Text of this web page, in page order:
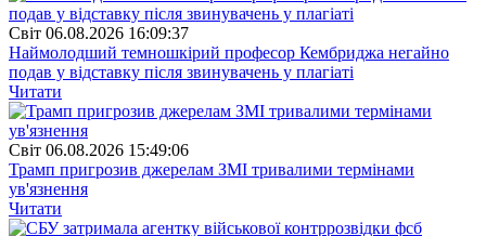
Свiт 06.08.2026 16:09:37
Наймолодший темношкірий професор Кембриджа негайно
подав у відставку після звинувачень у плагіаті
Читати
Свiт 06.08.2026 15:49:06
Трамп пригрозив джерелам ЗМІ тривалими термінами
ув'язнення
Читати